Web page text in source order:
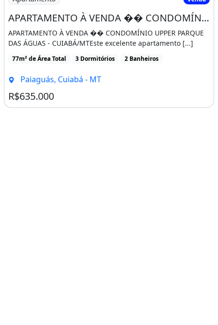
APARTAMENTO À VENDA �� CONDOMÍNIO UPPER PARQUE
DAS ÁGUAS - CUIABÁ/MTEste excelente apartamento [...]
77m² de Área Total 3 Dormitórios 2 Banheiros